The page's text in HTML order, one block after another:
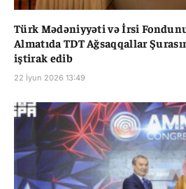
Türk Mədəniyyəti və İrsi
Almatıda TDT Ağsaqqallar
iştirak edib
22 İyun 2026 13:49